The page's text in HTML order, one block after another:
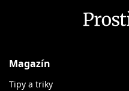
Magazín
Tipy a triky